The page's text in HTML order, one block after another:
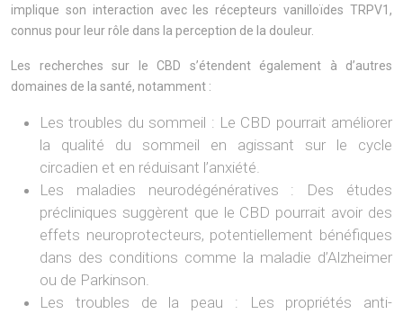
implique son interaction avec les récepteurs vanilloïdes TRPV1,
connus pour leur rôle dans la perception de la douleur.
Les recherches sur le CBD s’étendent également à d’autres
domaines de la santé, notamment :
Les troubles du sommeil : Le CBD pourrait améliorer
la qualité du sommeil en agissant sur le cycle
circadien et en réduisant l’anxiété.
Les maladies neurodégénératives : Des études
précliniques suggèrent que le CBD pourrait avoir des
effets neuroprotecteurs, potentiellement bénéfiques
dans des conditions comme la maladie d’Alzheimer
ou de Parkinson.
Les troubles de la peau : Les propriétés anti-